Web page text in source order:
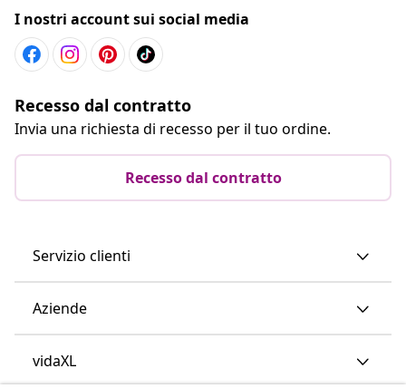
I nostri account sui social media
Recesso dal contratto
Invia una richiesta di recesso per il tuo ordine.
Recesso dal contratto
Servizio clienti
Aziende
vidaXL